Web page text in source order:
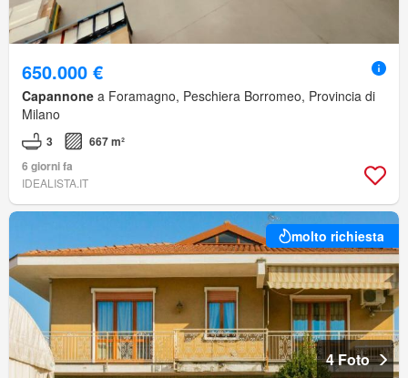
650.000 €
Capannone a Foramagno, Peschiera Borromeo, Provincia di
Milano
3
667 m²
6 giorni fa
IDEALISTA.IT
molto richiesta
4 Foto